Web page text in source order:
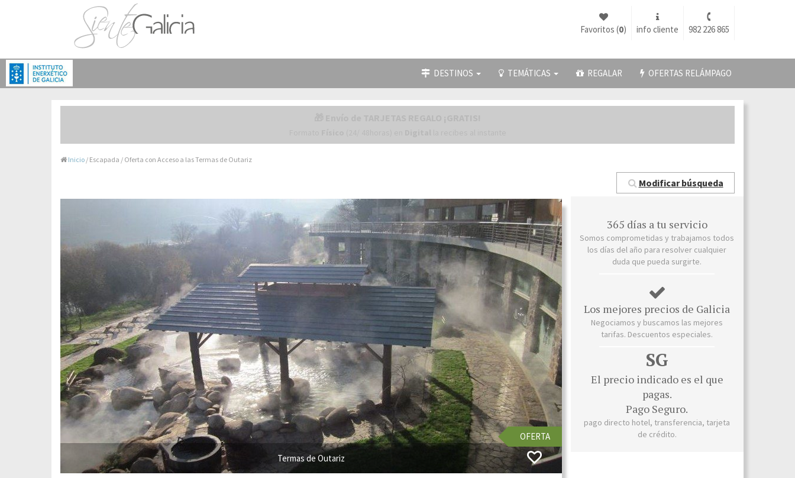
982 226 865
info cliente
Favoritos (0)
DESTINOS TEMÁTICAS REGALAR OFERTAS RELÁMPAGO
Inicio / Escapada / Oferta con Acceso a las Termas de Outariz
Modificar búsqueda
OFERTA
Termas de Outariz
365 días a tu servicio
Somos comprometidas y trabajamos todos
los días del año para resolver cualquier
duda que pueda surgirte.
Los mejores precios de Galicia
Negociamos y buscamos las mejores
tarifas. Descuentos especiales.
SG
El precio indicado es el que
pagas.
Pago Seguro.
pago directo hotel, transferencia, tarjeta
de crédito.